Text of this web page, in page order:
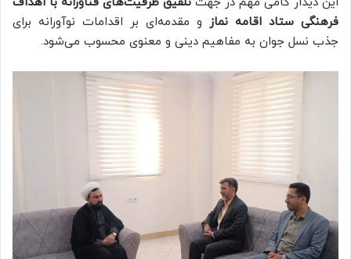
فرهنگی ستاد اقامه نماز و مقدمه‌ای بر اقدامات نوآورانه برای
جذب نسل جوان به مفاهیم دینی و معنوی محسوب می‌شود.